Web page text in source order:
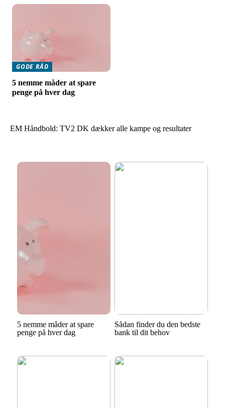
GODE RÅD
5 nemme måder at spare
penge på hver dag
EM Håndbold: TV2 DK dækker alle kampe og resultater
5 nemme måder at spare
penge på hver dag
Sådan finder du den bedste
bank til dit behov